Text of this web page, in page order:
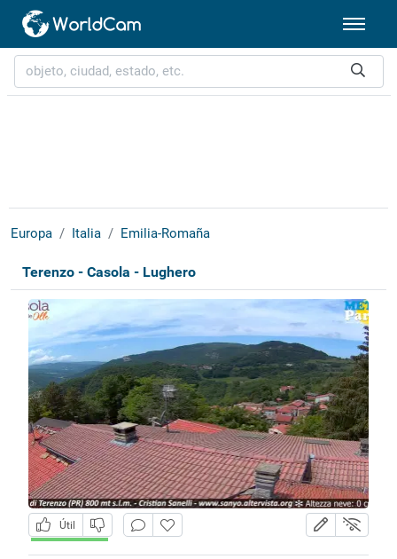
Europa Italia Emilia-Romaña
Terenzo - Casola - Lughero
Útil